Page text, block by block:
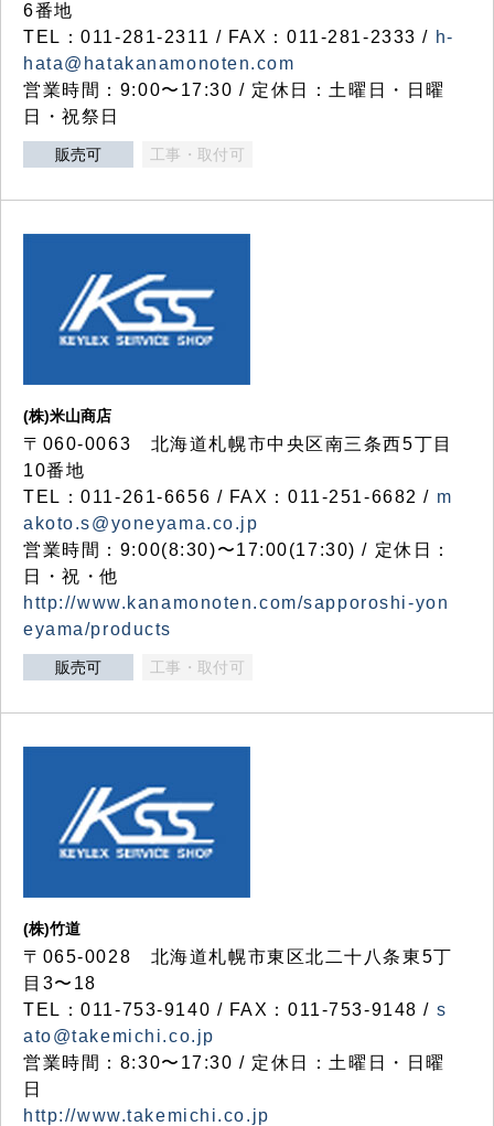
6番地
TEL：011-281-2311 / FAX：011-281-2333 / h-
hata@hatakanamonoten.com
営業時間：9:00〜17:30 / 定休日：土曜日・日曜
日・祝祭日
販売可 工事・取付可
(株)米山商店
〒060-0063 北海道札幌市中央区南三条西5丁目
10番地
TEL：011-261-6656 / FAX：011-251-6682 / m
akoto.s@yoneyama.co.jp
営業時間：9:00(8:30)〜17:00(17:30) / 定休日：
日・祝・他
http://www.kanamonoten.com/sapporoshi-yon
eyama/products
販売可 工事・取付可
(株)竹道
〒065-0028 北海道札幌市東区北二十八条東5丁
目3〜18
TEL：011-753-9140 / FAX：011-753-9148 / s
ato@takemichi.co.jp
営業時間：8:30〜17:30 / 定休日：土曜日・日曜
日
http://www.takemichi.co.jp